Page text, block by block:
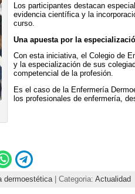
Los participantes destacan
evidencia científica y la
curso.
Una apuesta por la
Con esta iniciativa, el Colegio de
y la especialización de sus
competencial de la profesión.
Es el caso de la Enfermería
los profesionales de enfermería,
dermoestética| Categoria: Actualidad